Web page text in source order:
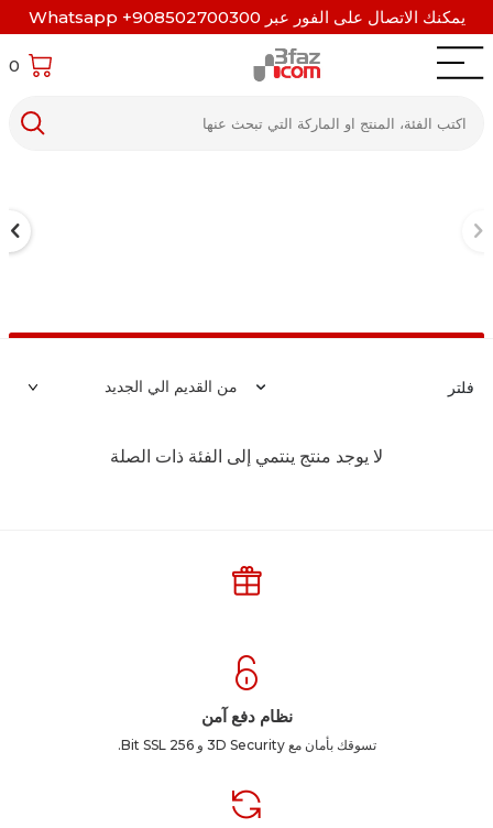
يمكنك الاتصال على الفور عبر Whatsapp +908502700300
0
فلتر
لا يوجد منتج ينتمي إلى الفئة ذات الصلة
نظام دفع آمن
تسوقك بأمان مع 3D Security و 256 Bit SSL.